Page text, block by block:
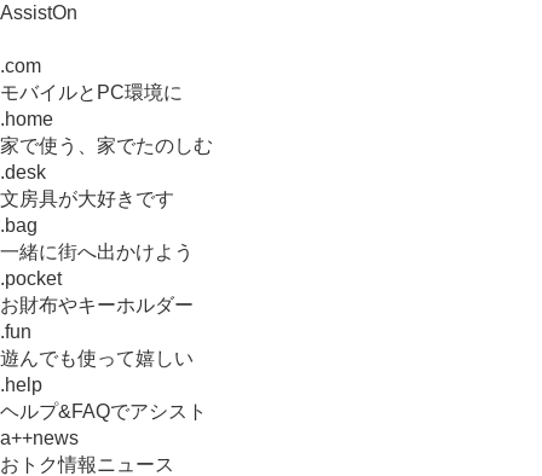
AssistOn
.com
モバイルとPC環境に
.home
家で使う、家でたのしむ
.desk
文房具が大好きです
.bag
一緒に街へ出かけよう
.pocket
お財布やキーホルダー
.fun
遊んでも使って嬉しい
.help
ヘルプ&FAQでアシスト
a++news
おトク情報ニュース